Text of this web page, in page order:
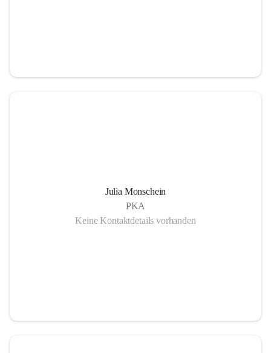
Julia Monschein
PKA
Keine Kontaktdetails vorhanden